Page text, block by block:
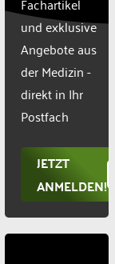
used.
Powered
Consent
und exklusive
Angebote aus
der Medizin -
direkt in Ihr
Postfach
JETZT
ANMELDEN!